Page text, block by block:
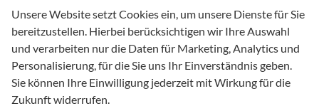
abgedunkelte Heckscheiben
el. heranklappbare und beheizbare Außenspiegel
Colorverglasung
Licht und Sicht
Unsere Website setzt Cookies ein, um unsere Dienste für Sie
bereitzustellen. Hierbei berücksichtigen wir Ihre Auswahl
und verarbeiten nur die Daten für Marketing, Analytics und
Personalisierung, für die Sie uns Ihr Einverständnis geben.
Sie können Ihre Einwilligung jederzeit mit Wirkung für die
Zukunft widerrufen.